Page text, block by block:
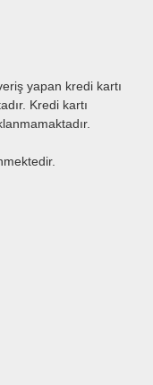
yapan kredi kartı
Kredi kartı